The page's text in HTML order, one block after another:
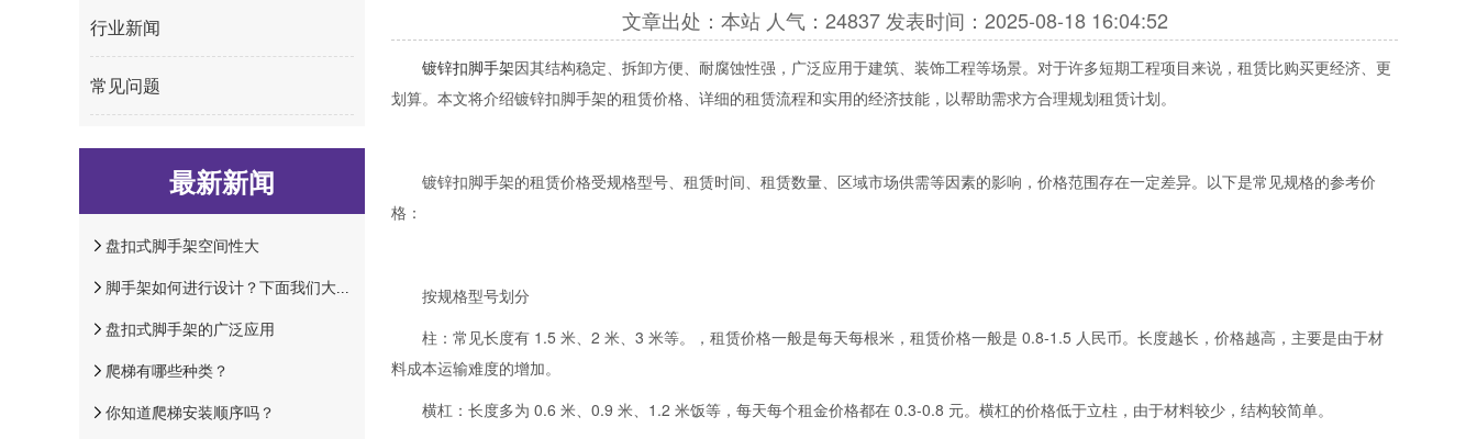
行业新闻
常见问题
最新新闻
盘扣式脚手架空间性大
盘扣式脚手架的广泛应用
爬梯有哪些种类？
你知道爬梯安装顺序吗？
文章出处：本站 人气：24837 发表时间：2025-08-18 16:04:52
镀锌扣脚手架因其结构稳定、拆卸方便、耐腐蚀性强，广泛应用于建筑、装饰工程等场景。对于许多短期工程项目来说，租赁比购买更经济、更
划算。本文将介绍镀锌扣脚手架的租赁价格、详细的租赁流程和实用的经济技能，以帮助需求方合理规划租赁计划。
镀锌扣脚手架的租赁价格受规格型号、租赁时间、租赁数量、区域市场供需等因素的影响，价格范围存在一定差异。以下是常见规格的参考价
格：
按规格型号划分
柱：常见长度有 1.5 米、2 米、3 米等。，租赁价格一般是每天每根米，租赁价格一般是 0.8-1.5 人民币。长度越长，价格越高，主要是由于材
料成本运输难度的增加。
横杠：长度多为 0.6 米、0.9 米、1.2 米饭等，每天每个租金价格都在 0.3-0.8 元。横杠的价格低于立柱，由于材料较少，结构较简单。